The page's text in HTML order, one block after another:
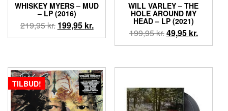
WHISKEY MYERS – MUD
– LP (2016)
219,95kr. Den
oprindelige
219,95 kr..
199,95 kr.Den
aktuelle
199,95 kr..
WILL VARLEY – THE
HOLE AROUND MY
HEAD – LP (2021)
199,95kr.Den
oprindelige
var:
49,95 kr.Den
aktuelle
er:
TILBUD!